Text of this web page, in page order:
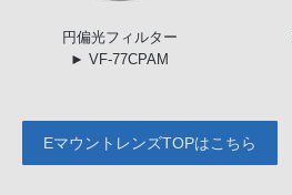
円偏光フィルター
► VF-77CPAM
EマウントレンズTOPはこちら